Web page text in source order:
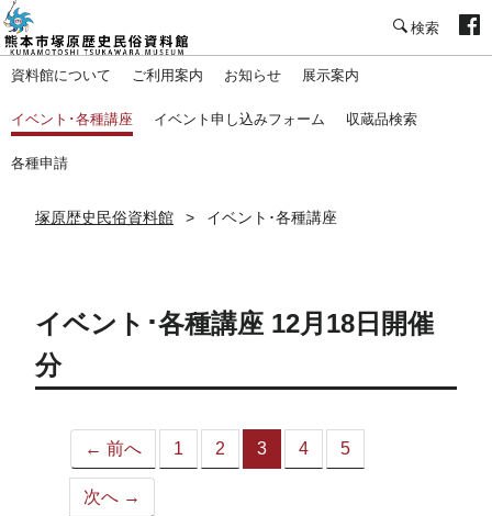
資料館について ご利用案内 お知らせ 展示案内
イベント･各種講座 イベント申し込みフォーム 収蔵品検索
各種申請
塚原歴史民俗資料館 イベント･各種講座
イベント･各種講座 12月18日開催
分
← 前へ 1 2 3
（こ
4 5
次へ →